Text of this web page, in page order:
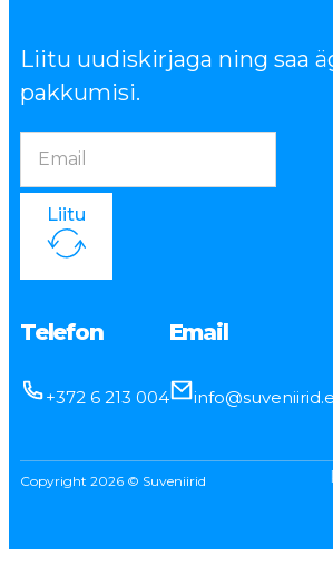
Liitu uudiskirjaga ning saa
pakkumisi.
Liitu
Telefon
+372 6 213 004
Email
Copyright 2026 © Suveniirid